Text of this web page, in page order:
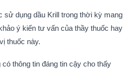
sử dụng dầu Krill trong thời kỳ mang
ý kiến tư vấn của thầy thuốc hay
thuốc này.
thông tin đáng tin cậy cho thấy